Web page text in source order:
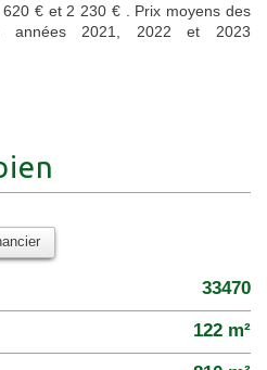
€ et 2 230 € . Prix moyens des
années 2021, 2022 et 2023
33470
122 m²